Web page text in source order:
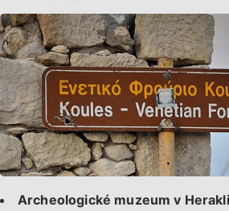
Archeologické muzeum v